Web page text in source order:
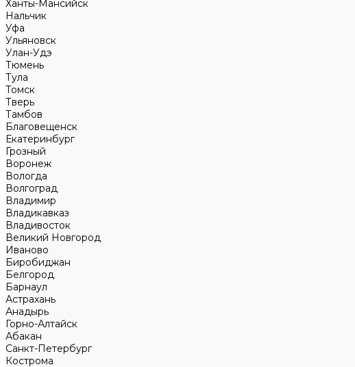
Ханты-Мансийск
Нальчик
Уфа
Ульяновск
Улан-Удэ
Тюмень
Тула
Томск
Тверь
Тамбов
Благовещенск
Екатеринбург
Грозный
Воронеж
Вологда
Волгоград
Владимир
Владикавказ
Владивосток
Великий Новгород
Иваново
Биробиджан
Белгород
Барнаул
Астрахань
Анадырь
Горно-Алтайск
Абакан
Санкт-Петербург
Кострома